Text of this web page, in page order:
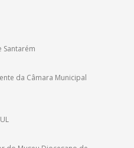
Santarém
da Câmara Municipal